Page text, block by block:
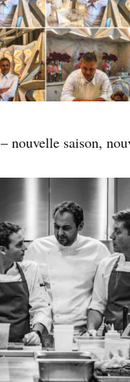
– nouvelle saison,